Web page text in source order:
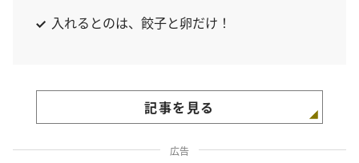
入れるとのは、餃子と卵だけ！
記事を見る
広告